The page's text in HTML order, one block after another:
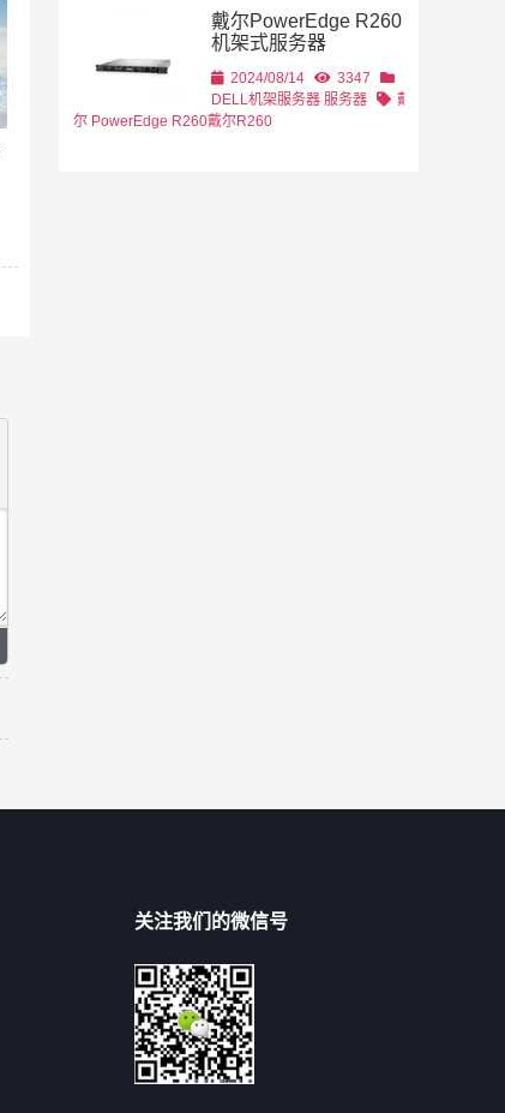
戴尔PowerEdge R260
机架式服务器
2024/08/14
3347
DELL机架服务器 服务器
戴
尔 PowerEdge R260戴尔R260
关注我们的微信号